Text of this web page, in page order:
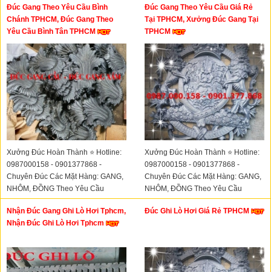
Đúc Gang Theo Yêu Cầu Bình
Chánh TPHCM, Đúc Gang Theo
Yêu Cầu Bình Tân TPHCM
Xưởng Đúc Hoàn Thành ⭐ Hotline:
0987000158 - 0901377868 -
Chuyên Đúc Các Mặt Hàng: GANG,
NHÔM, ĐỒNG Theo Yêu Cầu
Đúc Gang Theo Yêu Cầu Giá Rẻ
Tại TPHCM, Xưởng Đúc Gang Tại
TPHCM
Xưởng Đúc Hoàn Thành ⭐ Hotline:
0987000158 - 0901377868 -
Chuyên Đúc Các Mặt Hàng: GANG,
NHÔM, ĐỒNG Theo Yêu Cầu
Nhận Đúc Gang Ghi Lò Hơi Tphcm,
Nhận Đúc Ghi Lò Hơi Tphcm
Đúc Ghi Lò Hơi Giá Rẻ TPHCM